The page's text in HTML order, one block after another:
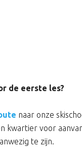
de eerste les?
naar onze
kwartier voor
te zijn.